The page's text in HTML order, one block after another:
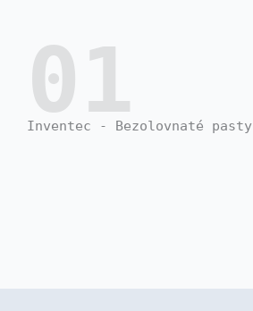
01
Inventec - Bezolovnaté pasty